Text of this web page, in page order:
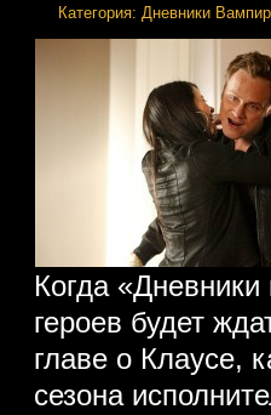
Категория: Дневники
Когда
героев будет
главе о Клаусе,
сезона